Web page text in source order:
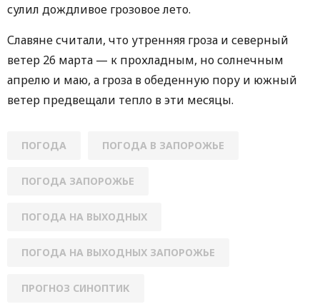
сулил дождливое грозовое лето.
Славяне считали, что утренняя гроза и северный
ветер 26 марта — к прохладным, но солнечным
апрелю и маю, а гроза в обеденную пору и южный
ветер предвещали тепло в эти месяцы.
ПОГОДА ПОГОДА В ЗАПОРОЖЬЕ
ПОГОДА ЗАПОРОЖЬЕ
ПОГОДА НА ВЫХОДНЫХ
ПОГОДА НА ВЫХОДНЫХ ЗАПОРОЖЬЕ
ПРОГНОЗ СИНОПТИК